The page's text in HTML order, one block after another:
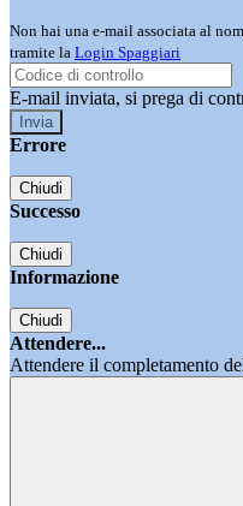
Non hai una e-mail associata al
tramite la Login Spaggiari
E-mail inviata, si prega di
Errore
Chiudi
Successo
Chiudi
Informazione
Chiudi
Attendere...
Attendere il completamento